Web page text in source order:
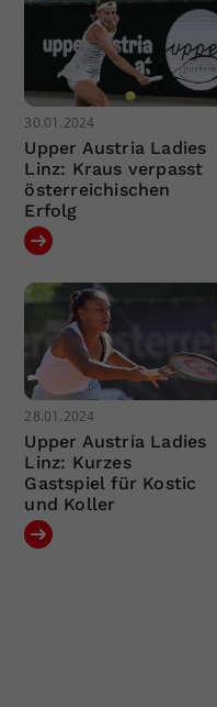
30.01.2024
Upper Austria Ladies
Linz: Kraus verpasst
österreichischen
Erfolg
28.01.2024
Upper Austria Ladies
Linz: Kurzes
Gastspiel für Kostic
und Koller